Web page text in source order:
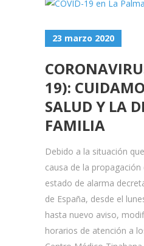
23 marzo 2020
19):
SALUD Y LA
FAMILIA
Debido a la situación
causa de la propagación
estado de alarma
de España, desde el
hasta nuevo aviso,
horarios de atención a